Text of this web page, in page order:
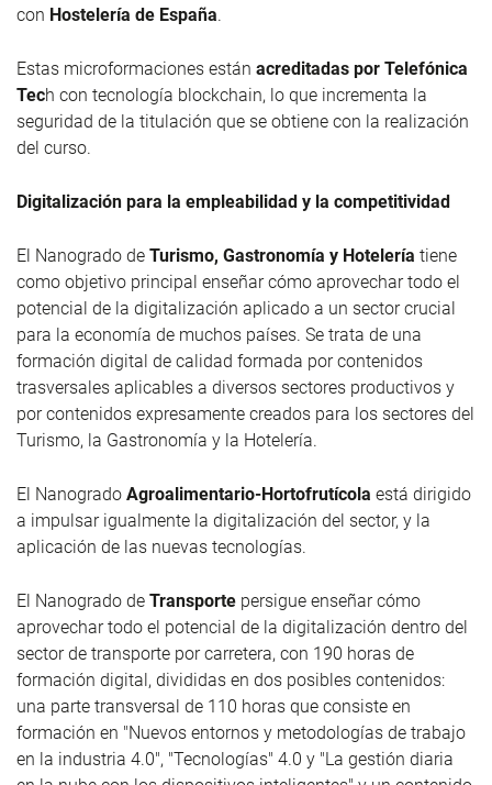
con Hostelería de España.
Estas microformaciones están acreditadas por Telefónica
Tech con tecnología blockchain, lo que incrementa la
seguridad de la titulación que se obtiene con la realización
del curso.
Digitalización para la empleabilidad y la competitividad
El Nanogrado de Turismo, Gastronomía y Hotelería tiene
como objetivo principal enseñar cómo aprovechar todo el
potencial de la digitalización aplicado a un sector crucial
para la economía de muchos países. Se trata de una
formación digital de calidad formada por contenidos
trasversales aplicables a diversos sectores productivos y
por contenidos expresamente creados para los sectores del
Turismo, la Gastronomía y la Hotelería.
El Nanogrado Agroalimentario-Hortofrutícola está dirigido
a impulsar igualmente la digitalización del sector, y la
aplicación de las nuevas tecnologías.
El Nanogrado de Transporte persigue enseñar cómo
aprovechar todo el potencial de la digitalización dentro del
sector de transporte por carretera, con 190 horas de
formación digital, divididas en dos posibles contenidos:
una parte transversal de 110 horas que consiste en
formación en "Nuevos entornos y metodologías de trabajo
en la industria 4.0", "Tecnologías" 4.0 y "La gestión diaria